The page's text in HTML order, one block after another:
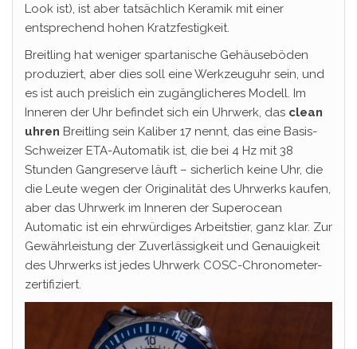
Look ist), ist aber tatsächlich Keramik mit einer
entsprechend hohen Kratzfestigkeit.
Breitling hat weniger spartanische Gehäuseböden
produziert, aber dies soll eine Werkzeuguhr sein, und
es ist auch preislich ein zugänglicheres Modell. Im
Inneren der Uhr befindet sich ein Uhrwerk, das clean
uhren Breitling sein Kaliber 17 nennt, das eine Basis-
Schweizer ETA-Automatik ist, die bei 4 Hz mit 38
Stunden Gangreserve läuft – sicherlich keine Uhr, die
die Leute wegen der Originalität des Uhrwerks kaufen,
aber das Uhrwerk im Inneren der Superocean
Automatic ist ein ehrwürdiges Arbeitstier, ganz klar. Zur
Gewährleistung der Zuverlässigkeit und Genauigkeit
des Uhrwerks ist jedes Uhrwerk COSC-Chronometer-
zertifiziert.